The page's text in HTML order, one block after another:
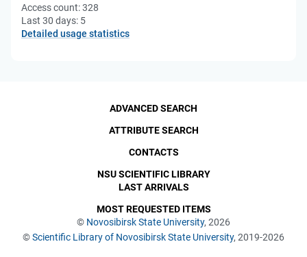
Access count:328
Last 30 days: 5
Detailed usage statistics
© Novosibirsk State University, 2026
©Scientific Library of Novosibirsk State University, 2019-2026
ADVANCED SEARCH
ATTRIBUTE SEARCH
CONTACTS
NSU SCIENTIFIC LIBRARY
LAST ARRIVALS
MOST REQUESTED ITEMS